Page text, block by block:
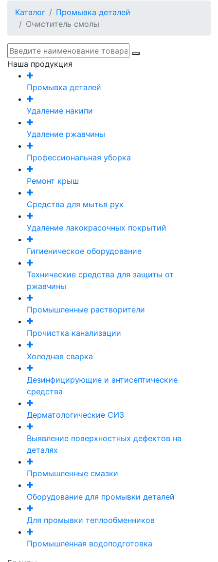
Каталог
Промывка деталей
Очиститель смолы
Наша продукция
Промывка деталей
Удаление накипи
Удаление ржавчины
Профессиональная уборка
Ремонт крыш
Средства для мытья рук
Удаление лакокрасочных покрытий
Гигиеническое оборудование
Технические средства для защиты от
ржавчины
Промышленные растворители
Прочистка канализации
Холодная сварка
Дезинфицирующие и антисептические
средства
Дерматологические СИЗ
Выявление поверхностных дефектов на
деталях
Промышленные смазки
Оборудование для промывки деталей
Для промывки теплообменников
Промышленная водоподготовка